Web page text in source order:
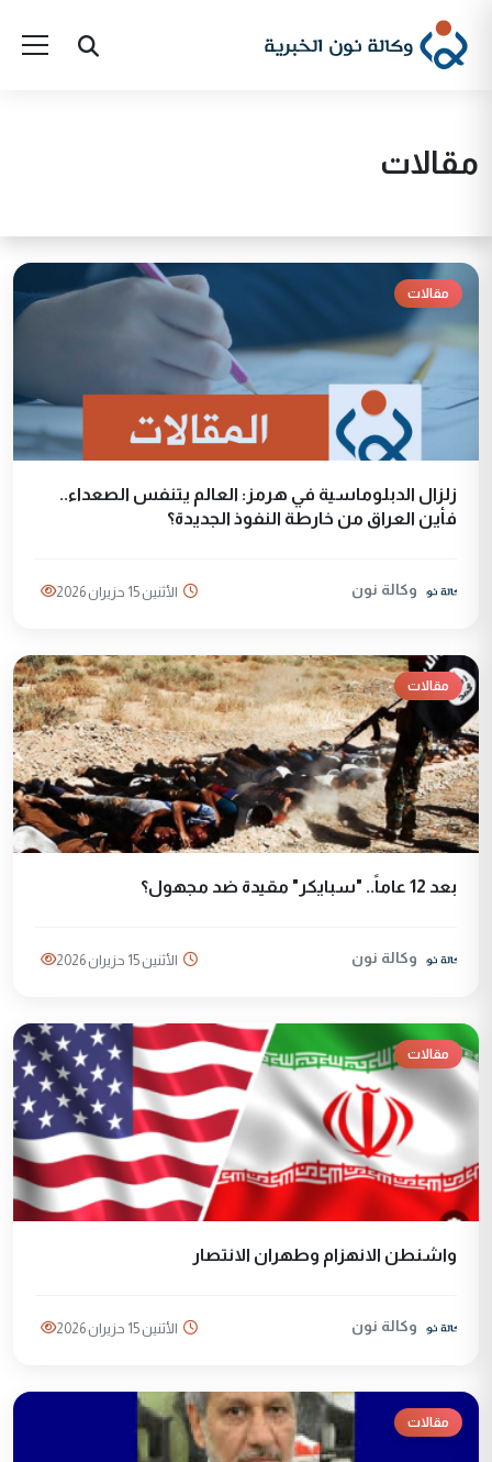
مقالات
مقالات
زلزال الدبلوماسية في هرمز: العالم يتنفس الصعداء..
فأين العراق من خارطة النفوذ الجديدة؟
وكالة نون الأثنين 15 حزيران 2026
مقالات
بعد 12 عاماً.. "سبايكر" مقيدة ضد مجهول؟
وكالة نون الأثنين 15 حزيران 2026
مقالات
واشنطن الانهزام وطهران الانتصار
وكالة نون الأثنين 15 حزيران 2026
مقالات